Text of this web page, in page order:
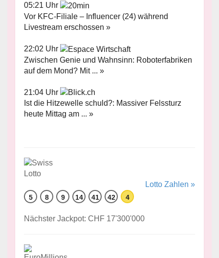
05:21 Uhr
Vor KFC-Filiale – Influencer (24) während
Livestream erschossen »
22:02 Uhr
Zwischen Genie und Wahnsinn: Roboterfabriken
auf dem Mond? Mit ... »
21:04 Uhr
Ist die Hitzewelle schuld?: Massiver Felssturz
heute Mittag am ... »
Lotto Zahlen »
5 8 9 14 41 42 4
Nächster Jackpot: CHF 17'300'000